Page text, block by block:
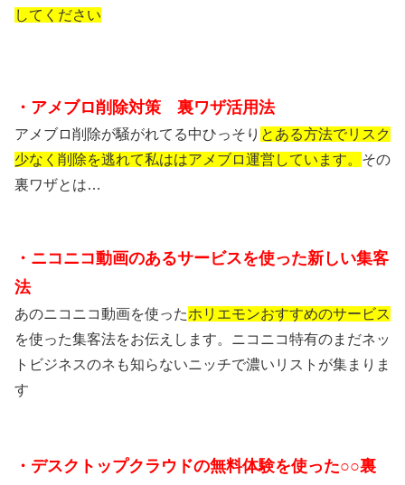
してください
・アメブロ削除対策 裏ワザ活用法
アメブロ削除が騒がれてる中ひっそり とある方法でリスク
少なく削除を逃れて私ははアメブロ運営しています。 その
裏ワザとは…
・ニコニコ動画のあるサービスを使った新しい集客
法
あのニコニコ動画を使ったホリエモンおすすめのサービス
を使った集客法をお伝えします。ニコニコ特有のまだネッ
トビジネスのネも知らないニッチで濃いリストが集まりま
す
・デスクトップクラウドの無料体験を使った○○裏